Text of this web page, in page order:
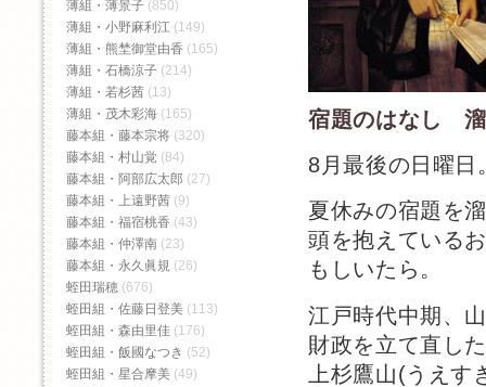
宿題のはなし
8月最後の日曜日
夏休みの宿題を
頭を抱えている
もしいたら。
江戸時代中期、
財政を立て直し
上杉鷹山(うえ
薄組・薄景子 (850)
薄組・小野麻利江 (149)
薄組・熊埜御堂由香 (165)
薄組・石橋涼子 (214)
薄組・若杉茜 (13)
薄組・茂木彩海 (165)
藤本組・藤本宗将 (320)
藤本組・村山覚 (84)
藤本組・阿部広太郎 (27)
藤本組・上遠野茜 (9)
藤本組・福宿桃香‬ (43)
藤本組・仲澤南 (23)
藤本組・永久眞規 (26)
蛭田瑞穂 (676)
蛭田組・佐藤日登美 (113)
蛭田組・森由里佳 (176)
蛭田組・飯國なつき (52)
蛭田組・星合摩美 (49)